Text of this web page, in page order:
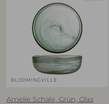
BLOOMINGVILLE
Amelie Schale, Grün, Glas